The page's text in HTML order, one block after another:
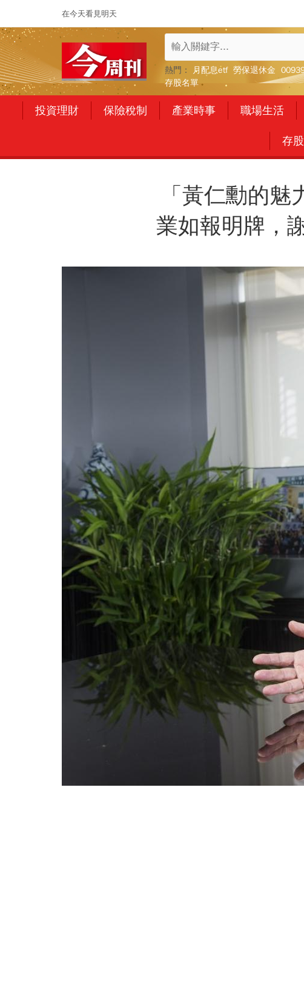
在今天看見明天
熱門： 月配息etf 勞保退休金
存股名單
投資理財 保險稅制 產業時事 職場生活
存
「黃仁勳的
業如報明牌，